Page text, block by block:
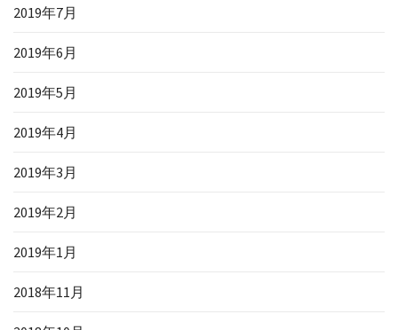
2019年7月
2019年6月
2019年5月
2019年4月
2019年3月
2019年2月
2019年1月
2018年11月